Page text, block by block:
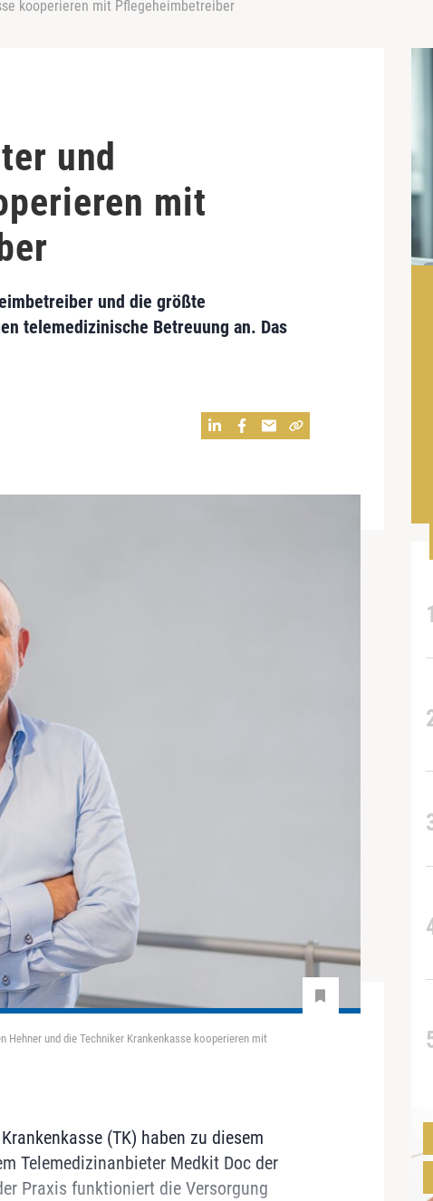
kooperieren mit Pflegeheimbetreiber
und
mit
und die größte
telemedizinische Betreuung an. Das
Hehner und die Techniker Krankenkasse kooperieren mit
(TK) haben zu diesem
Telemedizinanbieter Medkit Doc der
Praxis funktioniert die Versorgung